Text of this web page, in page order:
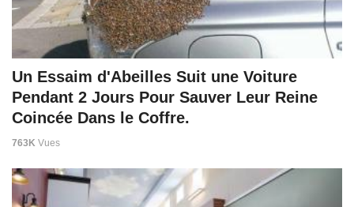
Un Essaim d'Abeilles Suit une Voiture
Pendant 2 Jours Pour Sauver Leur Reine
Coincée Dans le Coffre.
763K Vues